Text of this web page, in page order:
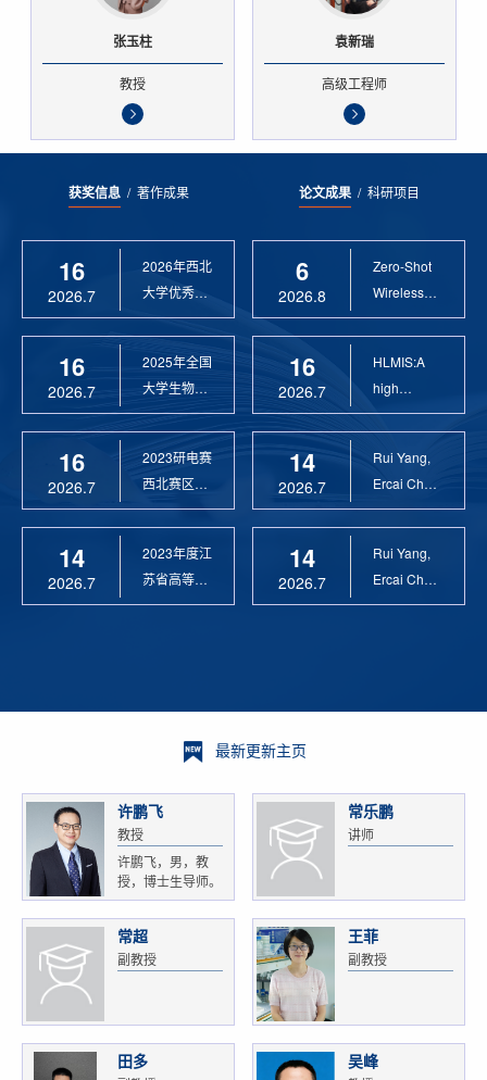
张玉柱
教授
袁新瑞
高级工程师
获奖信息/ 著作成果
16
2026.7
2026年西北
大学优秀硕
士论文指导
16
2026.7
2025年全国
大学生物联
网设计竞赛
16
2026.7
2023研电赛
西北赛区优
秀指导教师
14
2026.7
2023年度江
苏省高等学
校科学技术
论文成果/ 科研项目
6
2026.8
Zero-Shot
Wireless
Sensor
16
2026.7
HLMIS:A
high
Resolution
14
2026.7
Rui Yang,
Ercai Chen
and
14
2026.7
Rui Yang,
Ercai Chen
and
最新更新主页
许鹏飞
教授
许鹏飞，男，教
授，博士生导师。
获...
常乐鹏
讲师
常超
副教授
王菲
副教授
田多 吴峰